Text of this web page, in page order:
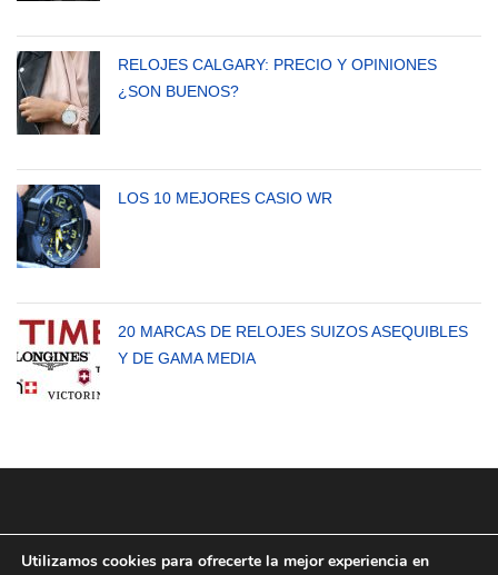
RELOJES CALGARY: PRECIO Y OPINIONES
¿SON BUENOS?
LOS 10 MEJORES CASIO WR
20 MARCAS DE RELOJES SUIZOS ASEQUIBLES
Y DE GAMA MEDIA
Utilizamos cookies para ofrecerte la mejor experiencia en